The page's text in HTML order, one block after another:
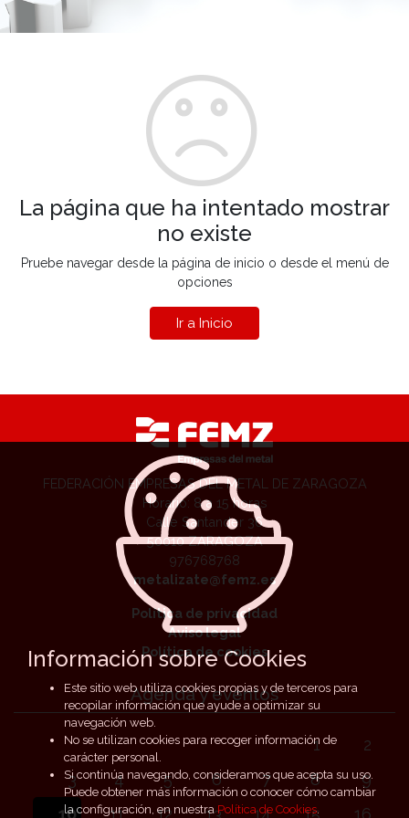
La página que ha intentado mostrar
no existe
Pruebe navegar desde la página de inicio o desde el menú de
opciones
Ir a Inicio
FEDERACIÓN EMPRESAS DEL METAL DE ZARAGOZA
Horario: 8 a 15 horas
Calle Santander 36
50010 ZARAGOZA
976768768
metalizate@femz.es
Política de privacidad
Aviso legal
Política de cookies
Agenda y eventos
1
2
3
4 5 6 7 8
9
Información sobre Cookies
Este sitio web utiliza cookies propias y de terceros para
recopilar información que ayude a optimizar su
navegación web.
No se utilizan cookies para recoger información de
carácter personal.
Si continúa navegando, consideramos que acepta su uso.
Puede obtener más información o conocer cómo cambiar
la configuración, en nuestraPolítica de Cookies.